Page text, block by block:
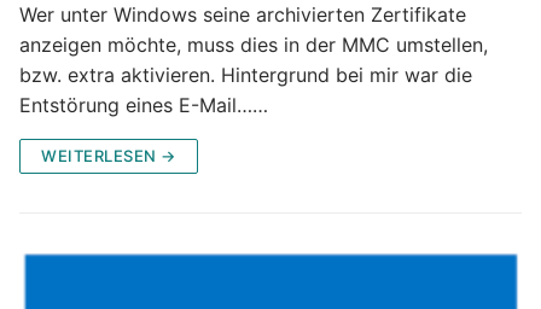
Wer unter Windows seine archivierten Zertifikate
anzeigen möchte, muss dies in der MMC umstellen,
bzw. extra aktivieren. Hintergrund bei mir war die
Entstörung eines E-Mail……
WEITERLESEN →